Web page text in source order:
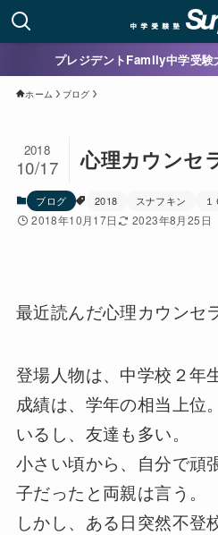
プレジデントFamily中学受験
ホーム ブログ
心理カウンセ
2018
10/17
ブログ 2018 スナフキン １
2018年10月17日 2023年8月25日
最近読んだ心理カウンセ
登場人物は、中学校２年
成績は、学年の相当上位
いるし、友達も多い。
小さい頃から、自分で頑
子だったと両親は言う。
しかし、ある日突然不登